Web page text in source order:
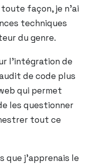
façon, je n’ai
techniques
du genre.
l’intégration de
de code plus
qui permet
les questionner
tout ce
que j’apprenais le